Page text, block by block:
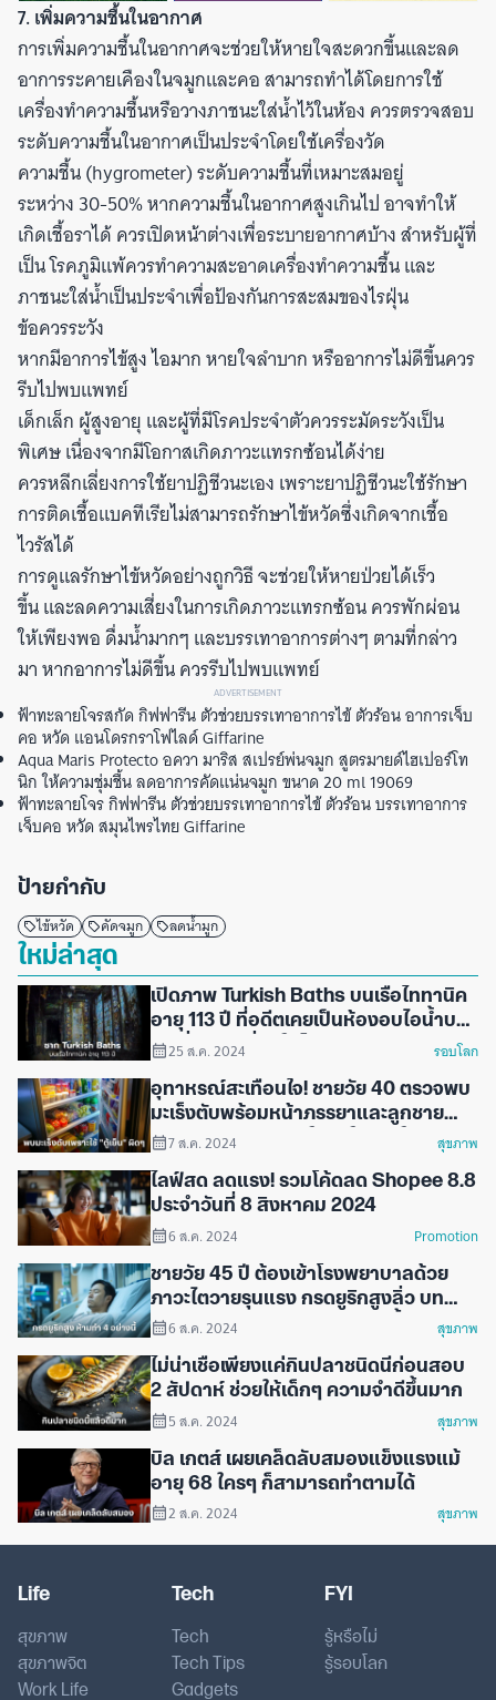
7. เพิ่มความชื้นในอากาศ
การเพิ่มความชื้นในอากาศจะช่วยให้หายใจสะดวกขึ้นและลด
อาการระคายเคืองในจมูกและคอ สามารถทำได้โดยการใช้
เครื่องทำความชื้นหรือวางภาชนะใส่น้ำไว้ในห้อง ควรตรวจสอบ
ระดับความชื้นในอากาศเป็นประจำโดยใช้เครื่องวัด
ความชื้น (hygrometer) ระดับความชื้นที่เหมาะสมอยู่
ระหว่าง 30-50% หากความชื้นในอากาศสูงเกินไป อาจทำให้
เกิดเชื้อราได้ ควรเปิดหน้าต่างเพื่อระบายอากาศบ้าง สำหรับผู้ที่
เป็น โรคภูมิแพ้ควรทำความสะอาดเครื่องทำความชื้น และ
ภาชนะใส่น้ำเป็นประจำเพื่อป้องกันการสะสมของไรฝุ่น
ข้อควรระวัง
หากมีอาการไข้สูง ไอมาก หายใจลำบาก หรืออาการไม่ดีขึ้นควร
รีบไปพบแพทย์
เด็กเล็ก ผู้สูงอายุ และผู้ที่มีโรคประจำตัวควรระมัดระวังเป็น
พิเศษ เนื่องจากมีโอกาสเกิดภาวะแทรกซ้อนได้ง่าย
ควรหลีกเลี่ยงการใช้ยาปฏิชีวนะเอง เพราะยาปฏิชีวนะใช้รักษา
การติดเชื้อแบคทีเรียไม่สามารถรักษาไข้หวัดซึ่งเกิดจากเชื้อ
ไวรัสได้
การดูแลรักษาไข้หวัดอย่างถูกวิธี จะช่วยให้หายป่วยได้เร็ว
ขึ้น และลดความเสี่ยงในการเกิดภาวะแทรกซ้อน ควรพักผ่อน
ให้เพียงพอ ดื่มน้ำมากๆ และบรรเทาอาการต่างๆ ตามที่กล่าว
มา หากอาการไม่ดีขึ้น ควรรีบไปพบแพทย์
ADVERTISEMENT
ฟ้าทะลายโจรสกัด กิฟฟารีน ตัวช่วยบรรเทาอาการไข้ ตัวร้อน อาการเจ็บ
คอ หวัด แอนโดรกราโฟไลด์ Giffarine
Aqua Maris Protecto อควา มาริส สเปรย์พ่นจมูก สูตรมายด์ไฮเปอร์โท
นิก ให้ความชุ่มชื้น ลดอาการคัดแน่นจมูก ขนาด 20 ml 19069
ฟ้าทะลายโจร กิฟฟารีน ตัวช่วยบรรเทาอาการไข้ ตัวร้อน บรรเทาอาการ
เจ็บคอ หวัด สมุนไพรไทย Giffarine
ป้ายกำกับ
ไข้หวัด คัดจมูก ลดน้ำมูก
ใหม่ล่าสุด
เปิดภาพ Turkish Baths บนเรือไททานิค
อายุ 113 ปี ที่อดีตเคยเป็นห้องอบไอน้ำบน
เรือที่หรูหราที่สุดในโลก
25 ส.ค. 2024 รอบโลก
อุทาหรณ์สะเทือนใจ! ชายวัย 40 ตรวจพบ
มะเร็งตับพร้อมหน้าภรรยาและลูกชาย
เพียงเพราะความเข้าใจผิดในการใช้ "ตู้
7 ส.ค. 2024 สุขภาพ
ไลฟ์สด ลดแรง! รวมโค้ดลด Shopee 8.8
ประจำวันที่ 8 สิงหาคม 2024
6 ส.ค. 2024 Promotion
ชายวัย 45 ปี ต้องเข้าโรงพยาบาลด้วย
ภาวะไตวายรุนแรง กรดยูริกสูงลิ่ว บท
เรียนสำคัญคือห้ามทำ 4 อย่างนี้ก่อนนอน
6 ส.ค. 2024 สุขภาพ
ไม่น่าเชื่อเพียงแค่กินปลาชนิดนี้ก่อนสอบ
2 สัปดาห์ ช่วยให้เด็กๆ ความจำดีขึ้นมาก
5 ส.ค. 2024 สุขภาพ
บิล เกตส์ เผยเคล็ดลับสมองแข็งแรงแม้
อายุ 68 ใครๆ ก็สามารถทำตามได้
2 ส.ค. 2024 สุขภาพ
Life
สุขภาพ
สุขภาพจิต
Work Life
Tech
Tech
Tech Tips
Gadgets
FYI
รู้หรือไม่
รู้รอบโลก